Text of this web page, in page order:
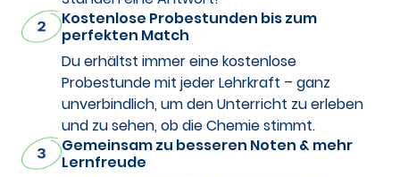
Kostenlose Probestunden bis zum
perfekten Match
Du erhältst immer eine kostenlose
Probestunde mit jeder Lehrkraft – ganz
unverbindlich, um den Unterricht zu erleben
und zu sehen, ob die Chemie stimmt.
Gemeinsam zu besseren Noten & mehr
Lernfreude